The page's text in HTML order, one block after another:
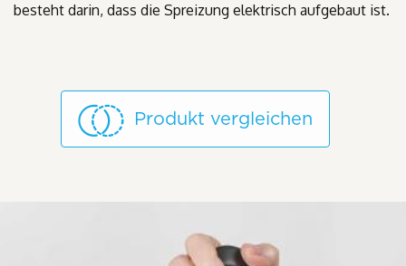
besteht darin, dass die Spreizung elektrisch aufgebaut ist.
Produkt vergleichen